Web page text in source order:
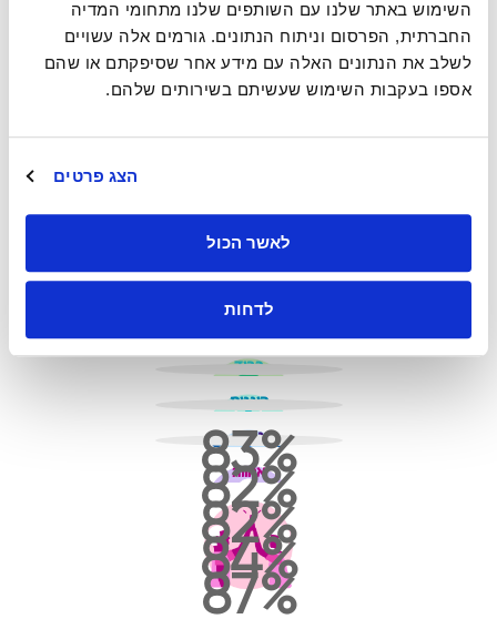
השימוש באתר שלנו עם השותפים שלנו מתחומי המדיה
החברתית, הפרסום וניתוח הנתונים. גורמים אלה עשויים
לשלב את הנתונים האלה עם מידע אחר שסיפקתם או שהם
אספו בעקבות השימוש שעשיתם בשירותים שלהם.
הצג פרטים
לאשר הכול
לדחות
99%
זהו מקום שבטוח לעבוד בו מבחינה פיזית
האנשים כאן מקבלים יחס הוגן ללא קשר למגדר שלהם
94%
אני מרגיש/מרגישה טוב לגבי הדרכים שבהן אנחנו תורמים לקהילה
94%
83
82
כבוד
82
הוגנות
84
גאווה
87
אחווה